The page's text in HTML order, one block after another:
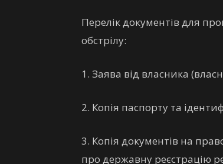
Перелік документів для
обстрілу:
1. Заява від власника
2. Копія паспорту та
3. Копія документів на
про державну реєстрацію